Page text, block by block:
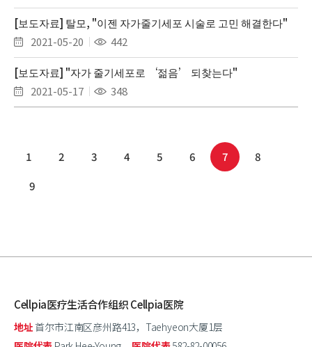
[보도자료] 탈모, "이젠 자가줄기세포 시술로 고민 해결한다"
2021-05-20
442
[보도자료] "자가 줄기세포로 ‘젊음’ 되찾는다"
2021-05-17
348
1 2 3 4 5 6 7
8
9
Cellpia医疗生活合作组织 Cellpia医院
地址首尔市江南区彦州路413，Taehyeon大厦1层